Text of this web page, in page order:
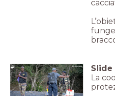
Slide
La